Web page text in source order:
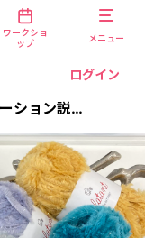
ワークショ
ップ
メニュー
ログイン
KNIT BAR 〜ニットプレゼンテーション説明会〜